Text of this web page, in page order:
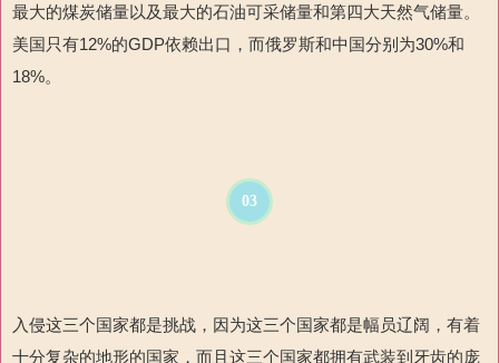
最大的煤炭储量以及最大的石油可采储量和第四大天然气储量。
美国只有12%的GDP依赖出口，而俄罗斯和中国分别为30%和
18%。
03
入侵这三个国家都是挑战，因为这三个国家都是幅员辽阔，有着
十分复杂的地形的国家，而且这三个国家都拥有武装到牙齿的庞